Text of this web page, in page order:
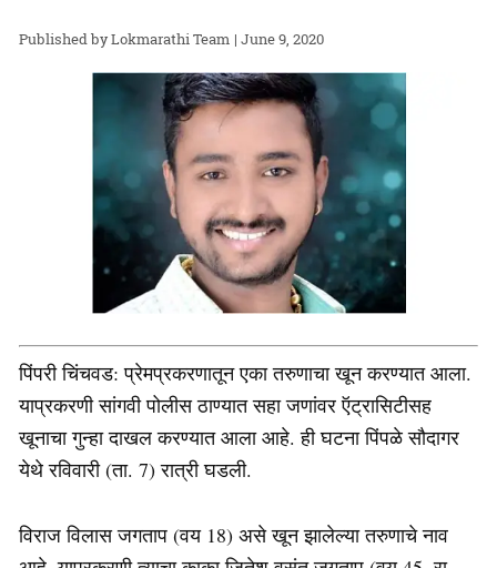
Lokmarathi Team | June 9, 2020
पिंपरी चिंचवड: प्रेमप्रकरणातून एका तरुणाचा खून करण्यात आला.
याप्रकरणी सांगवी पोलीस ठाण्यात सहा जणांवर ऍट्रासिटीसह
खूनाचा गुन्हा दाखल करण्यात आला आहे. ही घटना पिंपळे सौदागर
येथे रविवारी (ता. 7) रात्री घडली.
विराज विलास जगताप (वय 18) असे खून झालेल्या तरुणाचे नाव